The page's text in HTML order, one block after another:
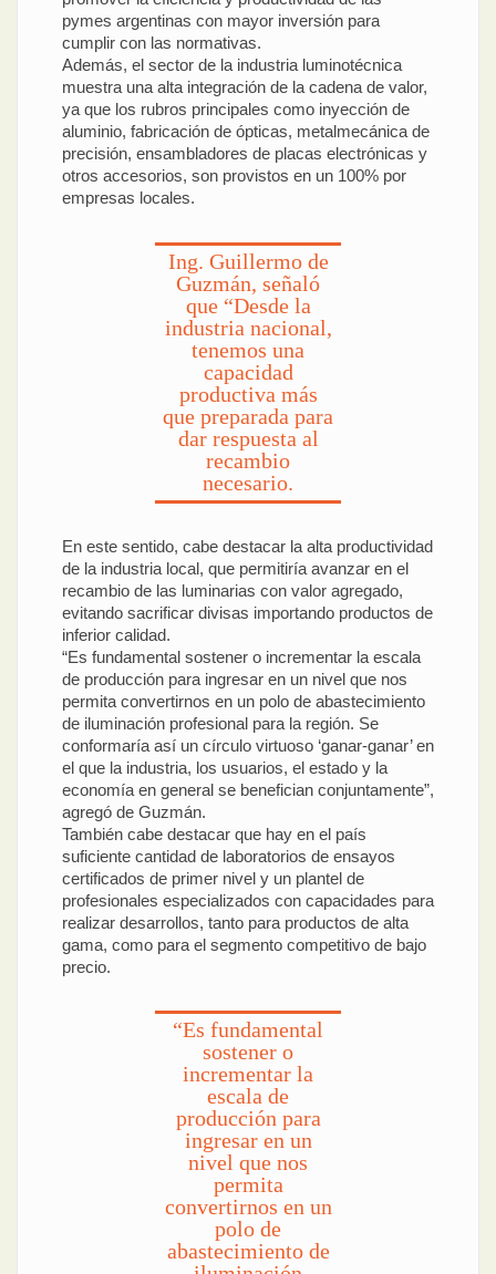
pymes argentinas con mayor inversión para
cumplir con las normativas.
Además, el sector de la industria luminotécnica
muestra una alta integración de la cadena de valor,
ya que los rubros principales como inyección de
aluminio, fabricación de ópticas, metalmecánica de
precisión, ensambladores de placas electrónicas y
otros accesorios, son provistos en un 100% por
empresas locales.
Ing. Guillermo de
Guzmán, señaló
que “Desde la
industria nacional,
tenemos una
capacidad
productiva más
que preparada para
dar respuesta al
recambio
necesario.
En este sentido, cabe destacar la alta productividad
de la industria local, que permitiría avanzar en el
recambio de las luminarias con valor agregado,
evitando sacrificar divisas importando productos de
inferior calidad.
“Es fundamental sostener o incrementar la escala
de producción para ingresar en un nivel que nos
permita convertirnos en un polo de abastecimiento
de iluminación profesional para la región. Se
conformaría así un círculo virtuoso ‘ganar-ganar’ en
el que la industria, los usuarios, el estado y la
economía en general se benefician conjuntamente”,
agregó de Guzmán.
También cabe destacar que hay en el país
suficiente cantidad de laboratorios de ensayos
certificados de primer nivel y un plantel de
profesionales especializados con capacidades para
realizar desarrollos, tanto para productos de alta
gama, como para el segmento competitivo de bajo
precio.
“Es fundamental
sostener o
incrementar la
escala de
producción para
ingresar en un
nivel que nos
permita
convertirnos en un
polo de
abastecimiento de